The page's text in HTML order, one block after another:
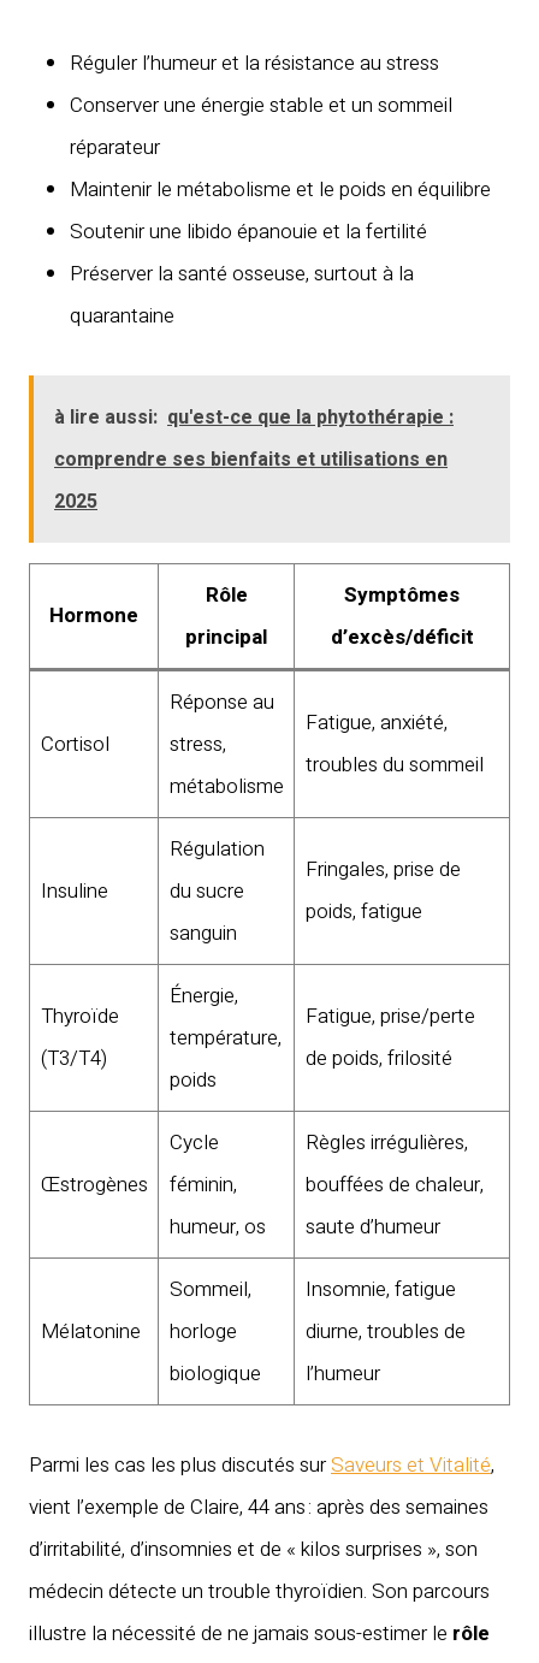
Réguler l’humeur et la résistance au stress
Conserver une énergie stable et un sommeil
réparateur
Maintenir le métabolisme et le poids en équilibre
Soutenir une libido épanouie et la fertilité
Préserver la santé osseuse, surtout à la
quarantaine
à lire aussi: qu'est-ce que la phytothérapie :
comprendre ses bienfaits et utilisations en
2025
Hormone
Rôle
principal
Symptômes
d’excès/déficit
Cortisol
Réponse au
stress,
métabolisme
Fatigue, anxiété,
troubles du sommeil
Insuline
Régulation
du sucre
sanguin
Fringales, prise de
poids, fatigue
Thyroïde
(T3/T4)
Énergie,
température,
poids
Fatigue, prise/perte
de poids, frilosité
Œstrogènes
Cycle
féminin,
humeur, os
Règles irrégulières,
bouffées de chaleur,
saute d’humeur
Mélatonine
Sommeil,
horloge
biologique
Insomnie, fatigue
diurne, troubles de
l’humeur
Parmi les cas les plus discutés surSaveurs et Vitalité,
vient l’exemple de Claire, 44 ans : après des semaines
d’irritabilité, d’insomnies et de « kilos surprises », son
médecin détecte un trouble thyroïdien. Son parcours
illustre la nécessité de ne jamais sous-estimer le rôle